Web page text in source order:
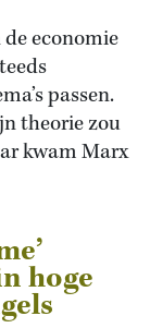
economie
passen.
theorie zou
kwam Marx
hoge